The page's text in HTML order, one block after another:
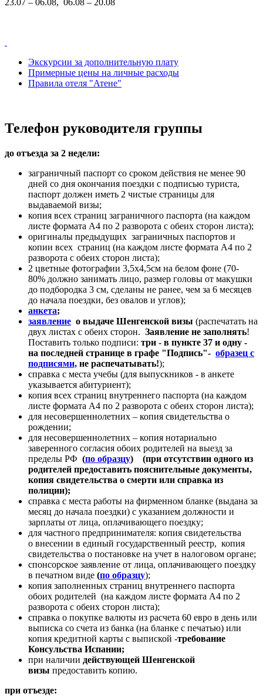
23.07 – 06.08, 06.08 – 20.08
Экскурсии за дополнительную плату
Примерные цены на личные расходы
Правила отеля "Атене"
Телефон руководителя группы
до отъезда за 2 недели:
заграничный паспорт со сроком действия не менее 90
дней со дня окончания поездки с подписью туриста,
паспорт должен иметь 2 чистые страницы для
выдаваемой визы;
копия всех страниц заграничного паспорта (на каждом
листе формата А4 по 2 разворота с обеих сторон листа);
оригиналы предыдущих заграничных паспортов и
копии всех страниц (на каждом листе формата А4 по 2
разворота с обеих сторон листа);
2 цветные фотографии 3,5х4,5см на белом фоне (70-
80% должно занимать лицо, размер головы от макушки
до подбородка 3 см, сделаны не ранее, чем за 6 месяцев
до начала поездки, без овалов и углов);
анкета;
заявление о выдаче Шенгенской визы (распечатать на
двух листах с обеих сторон. Заявление не заполнять!
Поставить только подписи: три - в пункте 37 и одну -
на последней странице в графе "Подпись"- образец с
подписями, не распечатывать!);
справка с места учебы (для выпускников - в анкете
указывается абитуриент);
копия всех страниц внутреннего паспорта (на каждом
листе формата А4 по 2 разворота с обеих сторон листа);
для несовершеннолетних – копия свидетельства о
рождении;
для несовершеннолетних – копия нотариально
заверенного согласия обоих родителей на выезд за
пределы РФ (по образцу) (при отсутствии одного из
родителей предоставить пояснительные документы,
копия свидетельства о смерти или справка из
полиции);
справка с места работы на фирменном бланке (выдана за
месяц до начала поездки) с указанием должности и
зарплаты от лица, оплачивающего поездку;
для частного предпринимателя: копия свидетельства
о внесении в единый государственный реестр, копия
свидетельства о постановке на учет в налоговом органе;
спонсорское заявление от лица, оплачивающего поездку
в печатном виде (по образцу);
копия заполненных страниц внутреннего паспорта
обоих родителей (на каждом листе формата А4 по 2
разворота с обеих сторон листа);
справка о покупке валюты из расчета 60 евро в день или
выписка со счета из банка (на бланке с печатью) или
копия кредитной карты с выпиской -требование
Консульства Испании;
при наличии действующей Шенгенской
визы предоставить копию.
при отъезде: